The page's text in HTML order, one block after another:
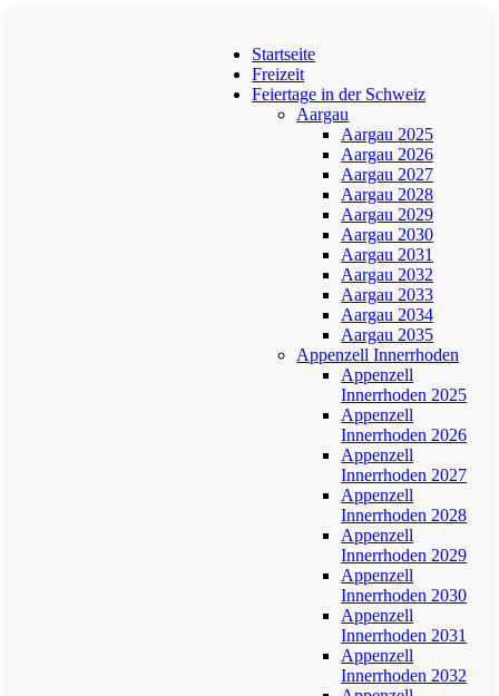
Startseite
Freizeit
Feiertage in der Schweiz
Aargau
Aargau 2025
Aargau 2026
Aargau 2027
Aargau 2028
Aargau 2029
Aargau 2030
Aargau 2031
Aargau 2032
Aargau 2033
Aargau 2034
Aargau 2035
Appenzell Innerrhoden
Appenzell
Innerrhoden 2025
Appenzell
Innerrhoden 2026
Appenzell
Innerrhoden 2027
Appenzell
Innerrhoden 2028
Appenzell
Innerrhoden 2029
Appenzell
Innerrhoden 2030
Appenzell
Innerrhoden 2031
Appenzell
Innerrhoden 2032